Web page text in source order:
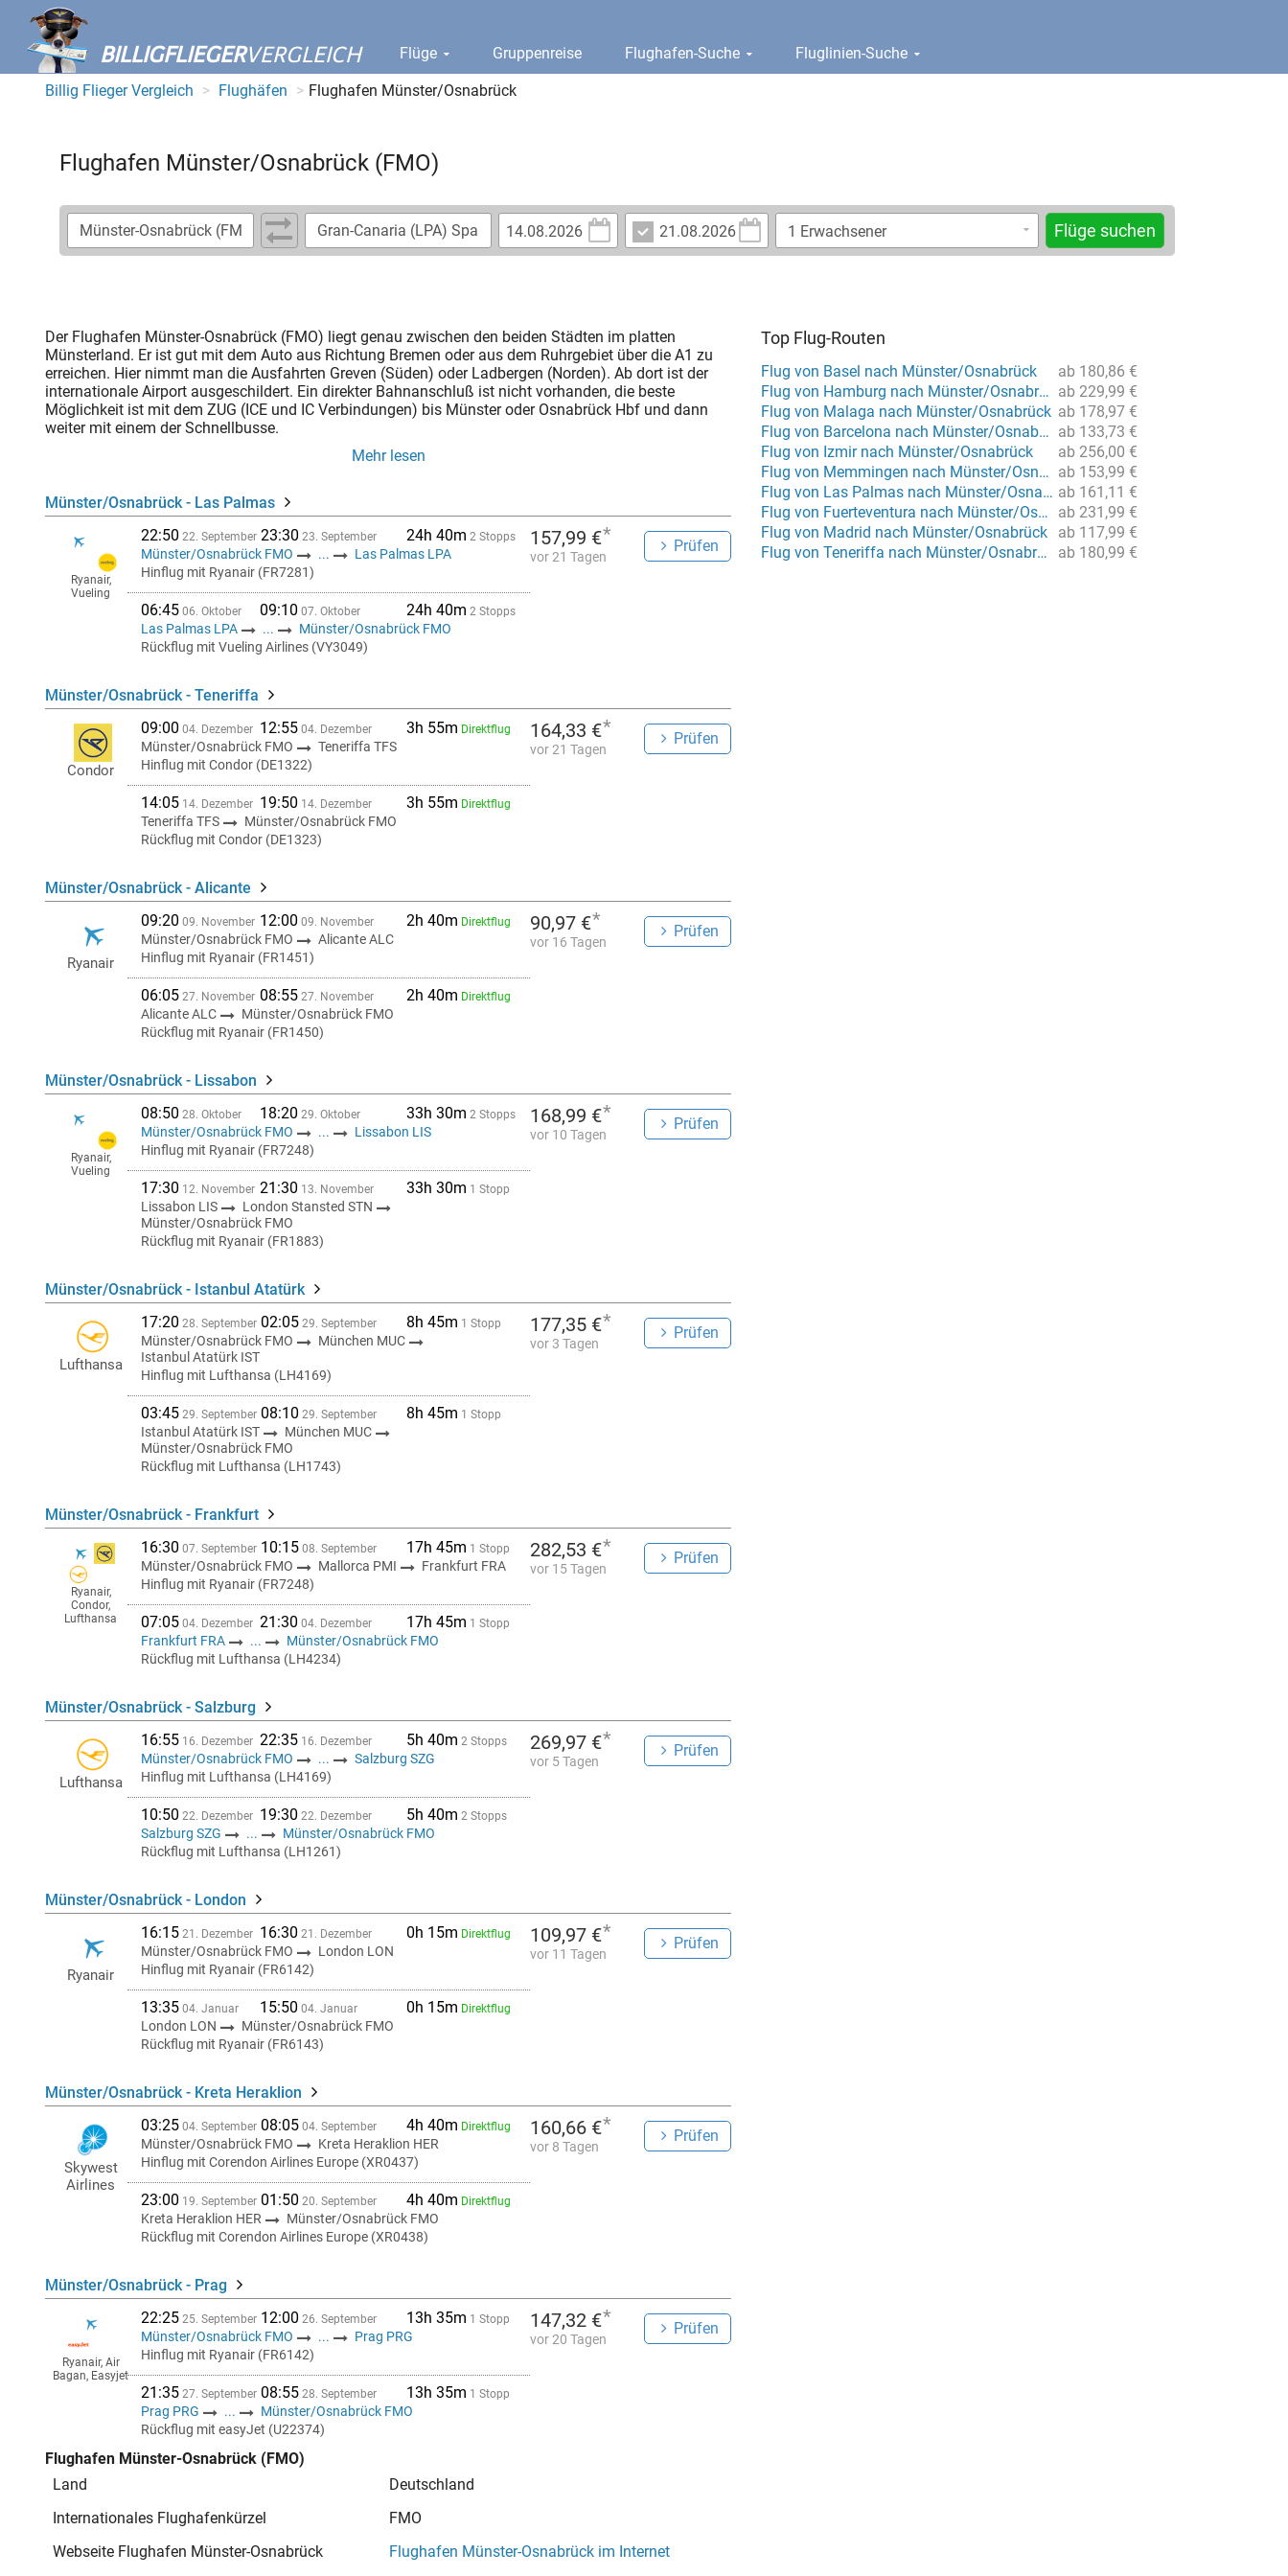
BILLIGFLIEGERVERGLEICH Flüge Gruppenreise Flughafen-Suche Fluglinien-Suche
Billig Flieger Vergleich Flughäfen Flughafen Münster/Osnabrück
Flughafen Münster/Osnabrück (FMO)
Flüge suchen
Der Flughafen Münster-Osnabrück (FMO) liegt genau zwischen den beiden Städten im platten
Münsterland. Er ist gut mit dem Auto aus Richtung Bremen oder aus dem Ruhrgebiet über die A1 zu
erreichen. Hier nimmt man die Ausfahrten Greven (Süden) oder Ladbergen (Norden). Ab dort ist der
internationale Airport ausgeschildert. Ein direkter Bahnanschluß ist nicht vorhanden, die beste
Möglichkeit ist mit dem ZUG (ICE und IC Verbindungen) bis Münster oder Osnabrück Hbf und dann
weiter mit einem der Schnellbusse.
Mehr lesen
Münster/Osnabrück - Las Palmas
22:50 22. September 23:30 23. September 24h 40m 2 Stopps
Münster/Osnabrück FMO ...
Las Palmas LPA
Hinflug mit Ryanair (FR7281)
06:45 06. Oktober 09:10 07. Oktober 24h 40m 2 Stopps
Las Palmas LPA ...
Münster/Osnabrück FMO
Rückflug mit Vueling Airlines (VY3049)
Ryanair,
Vueling
157,99 €*
vor 21 Tagen
Prüfen
Münster/Osnabrück - Teneriffa
09:00 04. Dezember 12:55 04. Dezember 3h 55m Direktflug
Münster/Osnabrück FMO
Teneriffa TFS
Hinflug mit Condor (DE1322)
14:05 14. Dezember 19:50 14. Dezember 3h 55m Direktflug
Teneriffa TFS
Münster/Osnabrück FMO
Rückflug mit Condor (DE1323)
Condor
164,33 €*
vor 21 Tagen
Prüfen
Münster/Osnabrück - Alicante
09:20 09. November 12:00 09. November 2h 40m Direktflug
Münster/Osnabrück FMO
Alicante ALC
Hinflug mit Ryanair (FR1451)
06:05 27. November 08:55 27. November 2h 40m Direktflug
Alicante ALC
Münster/Osnabrück FMO
Rückflug mit Ryanair (FR1450)
Ryanair
90,97 €*
vor 16 Tagen
Prüfen
Münster/Osnabrück - Lissabon
08:50 28. Oktober 18:20 29. Oktober 33h 30m 2 Stopps
Münster/Osnabrück FMO ...
Lissabon LIS
Hinflug mit Ryanair (FR7248)
17:30 12. November 21:30 13. November 33h 30m 1 Stopp
Lissabon LIS
London Stansted STN
Münster/Osnabrück FMO
Rückflug mit Ryanair (FR1883)
Ryanair,
Vueling
168,99 €*
vor 10 Tagen
Prüfen
Münster/Osnabrück - Istanbul Atatürk
17:20 28. September 02:05 29. September 8h 45m 1 Stopp
Münster/Osnabrück FMO
München MUC
Istanbul Atatürk IST
Hinflug mit Lufthansa (LH4169)
03:45 29. September 08:10 29. September 8h 45m 1 Stopp
Istanbul Atatürk IST
München MUC
Münster/Osnabrück FMO
Rückflug mit Lufthansa (LH1743)
Lufthansa
177,35 €*
vor 3 Tagen
Prüfen
Münster/Osnabrück - Frankfurt
16:30 07. September 10:15 08. September 17h 45m 1 Stopp
Münster/Osnabrück FMO Mallorca PMI
Frankfurt FRA
Hinflug mit Ryanair (FR7248)
07:05 04. Dezember 21:30 04. Dezember 17h 45m 1 Stopp
Frankfurt FRA ...
Münster/Osnabrück FMO
Rückflug mit Lufthansa (LH4234)
Ryanair,
Condor,
Lufthansa
282,53 €*
vor 15 Tagen
Prüfen
Münster/Osnabrück - Salzburg
16:55 16. Dezember 22:35 16. Dezember 5h 40m 2 Stopps
Münster/Osnabrück FMO ...
Salzburg SZG
Hinflug mit Lufthansa (LH4169)
10:50 22. Dezember 19:30 22. Dezember 5h 40m 2 Stopps
Salzburg SZG ...
Münster/Osnabrück FMO
Rückflug mit Lufthansa (LH1261)
Lufthansa
269,97 €*
vor 5 Tagen
Prüfen
Münster/Osnabrück - London
16:15 21. Dezember 16:30 21. Dezember 0h 15m Direktflug
Münster/Osnabrück FMO
London LON
Hinflug mit Ryanair (FR6142)
13:35 04. Januar 15:50 04. Januar 0h 15m Direktflug
London LON
Münster/Osnabrück FMO
Rückflug mit Ryanair (FR6143)
Ryanair
109,97 €*
vor 11 Tagen
Prüfen
Münster/Osnabrück - Kreta Heraklion
03:25 04. September 08:05 04. September 4h 40m Direktflug
Münster/Osnabrück FMO
Kreta Heraklion HER
Hinflug mit Corendon Airlines Europe (XR0437)
23:00 19. September 01:50 20. September 4h 40m Direktflug
Kreta Heraklion HER
Münster/Osnabrück FMO
Rückflug mit Corendon Airlines Europe (XR0438)
Skywest
Airlines
160,66 €*
vor 8 Tagen
Prüfen
Münster/Osnabrück - Prag
22:25 25. September 12:00 26. September 13h 35m 1 Stopp
Münster/Osnabrück FMO ...
Prag PRG
Hinflug mit Ryanair (FR6142)
21:35 27. September 08:55 28. September 13h 35m 1 Stopp
Prag PRG ...
Münster/Osnabrück FMO
Rückflug mit easyJet (U22374)
Ryanair, Air
Bagan, Easyjet
147,32 €*
vor 20 Tagen
Prüfen
Flughafen Münster-Osnabrück (FMO)
Land
Deutschland
Internationales Flughafenkürzel
FMO
Webseite Flughafen Münster-Osnabrück
Flughafen Münster-Osnabrück im Internet
Top Flug-Routen
ab 180,86 €
Flug von Basel nach Münster/Osnabrück
ab 229,99 €
Flug von Hamburg nach Münster/Osnabrück
ab 178,97 €
Flug von Malaga nach Münster/Osnabrück
ab 133,73 €
Flug von Barcelona nach Münster/Osnabrück
ab 256,00 €
Flug von Izmir nach Münster/Osnabrück
ab 153,99 €
Flug von Memmingen nach Münster/Osnabrück
ab 161,11 €
Flug von Las Palmas nach Münster/Osnabrück
ab 231,99 €
Flug von Fuerteventura nach Münster/Osnabrück
ab 117,99 €
Flug von Madrid nach Münster/Osnabrück
ab 180,99 €
Flug von Teneriffa nach Münster/Osnabrück